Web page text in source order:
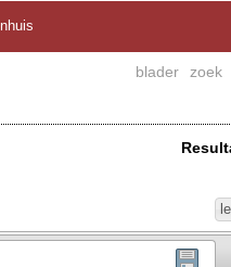
blader zoek